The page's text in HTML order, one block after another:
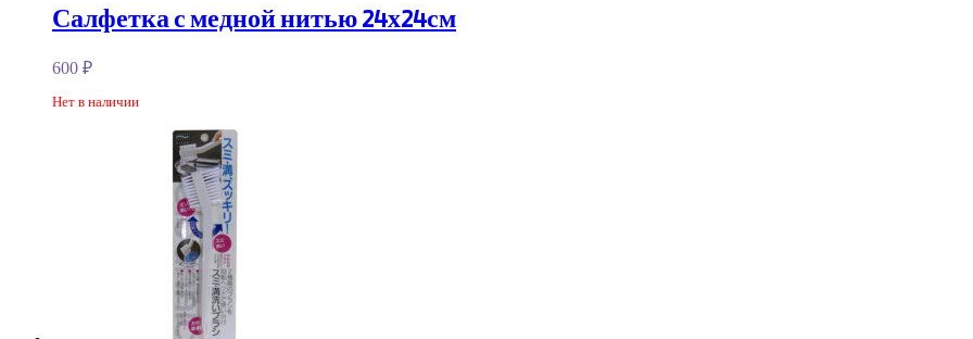
Салфетка с медной нитью 24х24см
600 ₽
Нет в наличии